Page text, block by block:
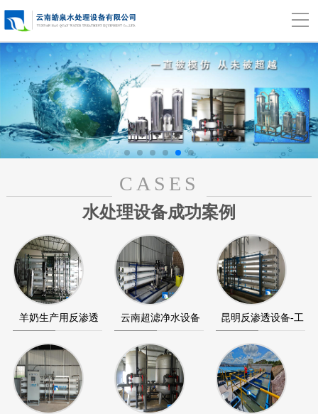
CASES
水处理设备成功案例
羊奶生产用反渗透
设备-反渗透纯水…
云南超滤净水设备
+反渗透纯水设备…
昆明反渗透设备-工
业反渗透纯水设…